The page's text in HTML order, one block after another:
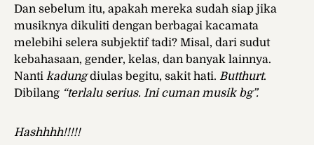
Dan sebelum itu, apakah mereka sudah siap jika
musiknya dikuliti dengan berbagai kacamata
melebihi selera subjektif tadi? Misal, dari sudut
kebahasaan, gender, kelas, dan banyak lainnya.
Nanti kadungdiulas begitu, sakit hati. Butthurt.
Dibilang “terlalu serius. Ini cuman musik bg”.
Hashhhh!!!!!